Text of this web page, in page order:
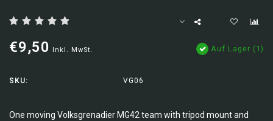
€9,50 Inkl. MwSt. Auf Lager (1)
SKU: VG06
One moving Volksgrenadier MG42 team with tripod mount and